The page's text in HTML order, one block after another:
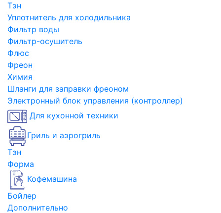
Тэн
Уплотнитель для холодильника
Фильтр воды
Фильтр-осушитель
Флюс
Фреон
Химия
Шланги для заправки фреоном
Электронный блок управления (контроллер)
Для кухонной техники
Гриль и аэрогриль
Тэн
Форма
Кофемашина
Бойлер
Дополнительно